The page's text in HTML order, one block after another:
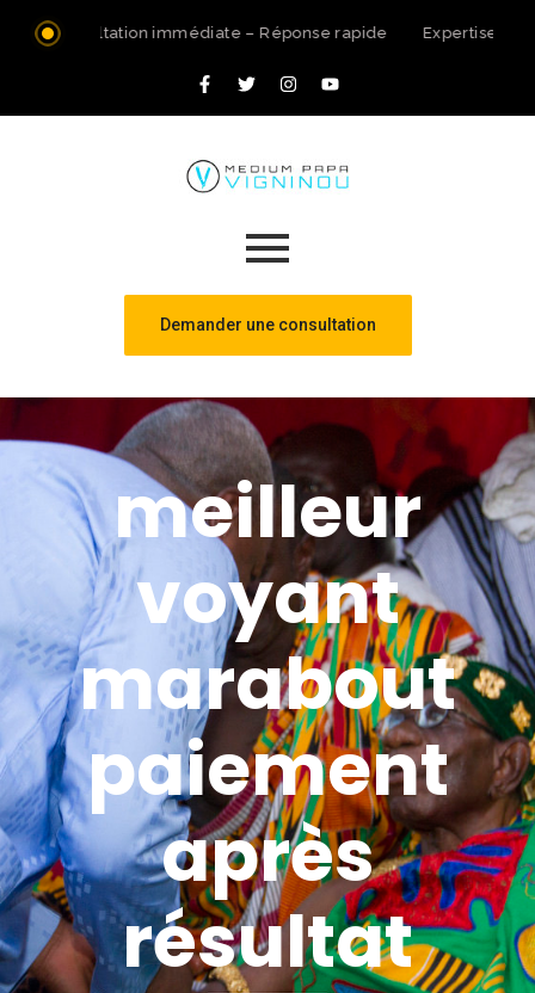
Consultation immédiate – Réponse rapide Expertise
Demander une consultation
meilleur
voyant
marabout
paiement
après
résultat